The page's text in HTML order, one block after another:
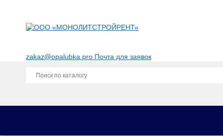
zakaz@opalubka.pro Почта для заявок